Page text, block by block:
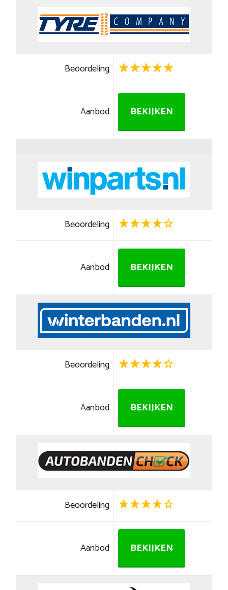
Beoordeling
Aanbod BEKIJKEN
Beoordeling
Aanbod BEKIJKEN
Beoordeling
Aanbod BEKIJKEN
Beoordeling
Aanbod BEKIJKEN